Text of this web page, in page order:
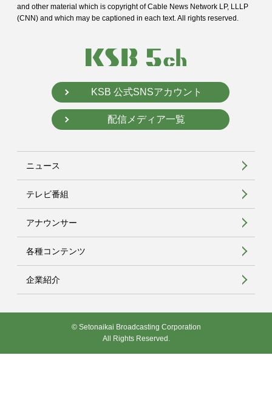
and other material which is copyright of Cable News Network LP, LLLP
(CNN) and which may be captioned in each text. All rights reserved.
KSB 公式SNSアカウント
配信メディア一覧
ニュース
テレビ番組
アナウンサー
各種コンテンツ
企業紹介
© Setonaikai Broadcasting Corporation
All Rights Reserved.